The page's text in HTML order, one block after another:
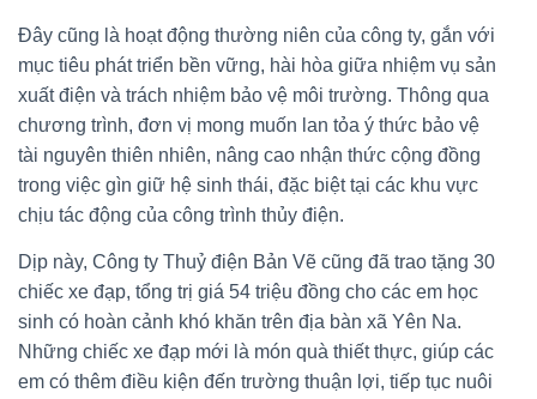
Đây cũng là hoạt động thường niên của công ty, gắn với
mục tiêu phát triển bền vững, hài hòa giữa nhiệm vụ sản
xuất điện và trách nhiệm bảo vệ môi trường. Thông qua
chương trình, đơn vị mong muốn lan tỏa ý thức bảo vệ
tài nguyên thiên nhiên, nâng cao nhận thức cộng đồng
trong việc gìn giữ hệ sinh thái, đặc biệt tại các khu vực
chịu tác động của công trình thủy điện.
Dịp này, Công ty Thuỷ điện Bản Vẽ cũng đã trao tặng 30
chiếc xe đạp, tổng trị giá 54 triệu đồng cho các em học
sinh có hoàn cảnh khó khăn trên địa bàn xã Yên Na.
Những chiếc xe đạp mới là món quà thiết thực, giúp các
em có thêm điều kiện đến trường thuận lợi, tiếp tục nuôi